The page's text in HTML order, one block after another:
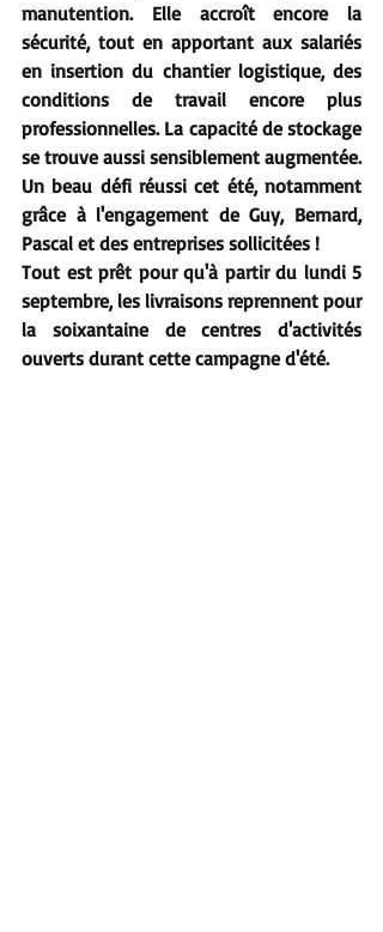
manutention. Elle accroît encore la
sécurité, tout en apportant aux salariés
en insertion du chantier logistique, des
conditions de travail encore plus
professionnelles. La capacité de stockage
se trouve aussi sensiblement augmentée.
Un beau défi réussi cet été, notamment
grâce à l'engagement de Guy, Bernard,
Pascal et des entreprises sollicitées !
Tout est prêt pour qu'à partir du lundi 5
septembre, les livraisons reprennent pour
la soixantaine de centres d'activités
ouverts durant cette campagne d'été.